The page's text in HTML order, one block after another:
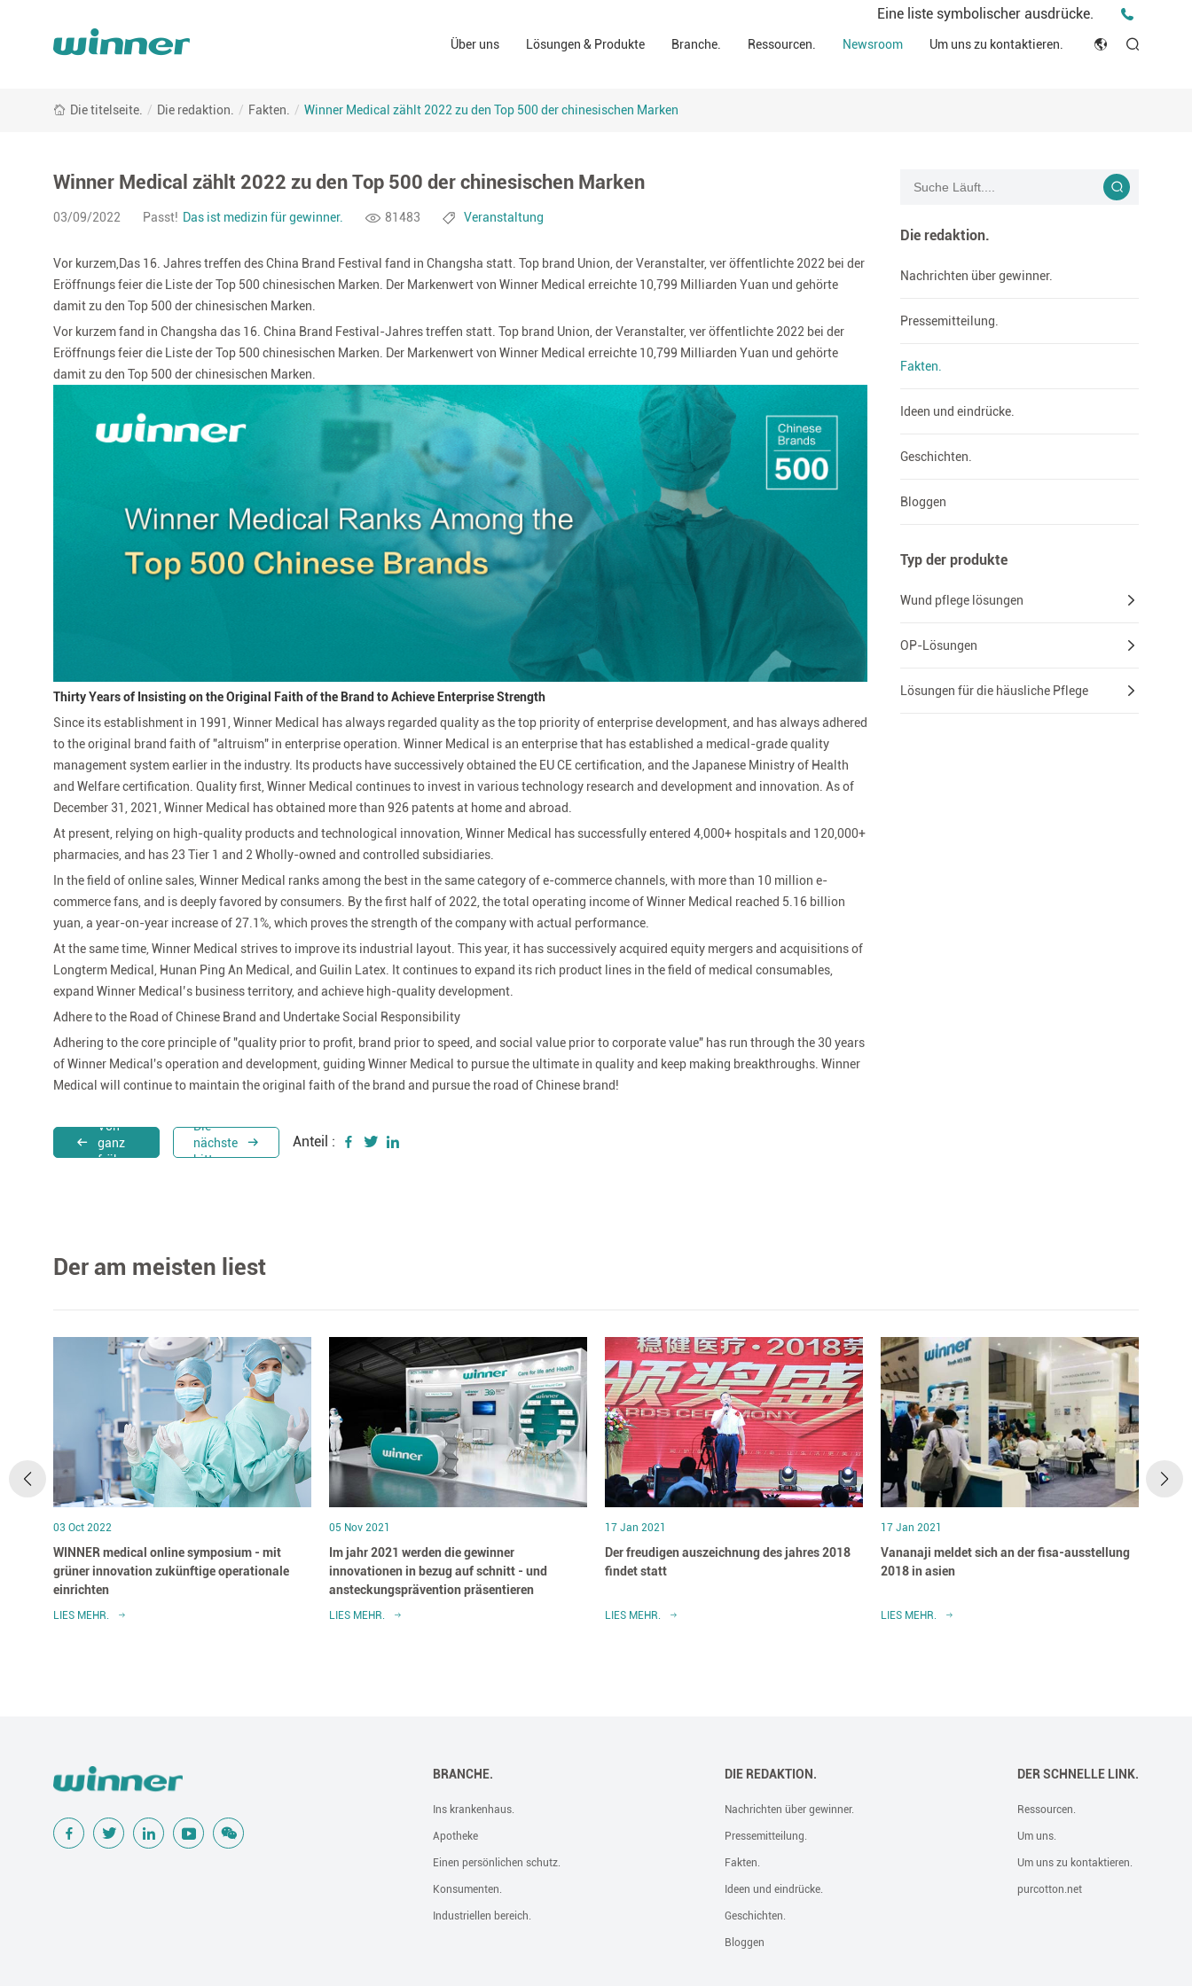
Eine liste symbolischer ausdrücke.
Über uns
Lösungen & Produkte Branche. Ressourcen. Newsroom
Fakten. Um uns zu kontaktieren.
Русский язык
بالعربية
Español
Deutsch
chinesischen
Die titelseite. / Die redaktion. / Fakten. / Winner Medical zählt 2022 zu den Top 500 der chinesischen Marken
Winner Medical zählt 2022 zu den Top 500 der chinesischen Marken
03/09/2022 Passt! Das ist medizin für gewinner. 81483 Veranstaltung
Vor kurzem Das 16. Jahres treffen des China Brand Festival fand in Changsha statt. Top brand Union, der Veranstalter, ver öffentlichte 2022 bei der
Eröffnungs feier die Liste der Top 500 chinesischen Marken. Der Markenwert von Winner Medical erreichte 10,799 Milliarden Yuan und gehörte
damit zu den Top 500 der chinesischen Marken.
Vor kurzem fand in Changsha das 16. China Brand Festival-Jahres treffen statt. Top brand Union, der Veranstalter, ver öffentlichte 2022 bei der
Eröffnungs feier die Liste der Top 500 chinesischen Marken. Der Markenwert von Winner Medical erreichte 10,799 Milliarden Yuan und gehörte
damit zu den Top 500 der chinesischen Marken.
Thirty Years of Insisting on the Original Faith of the Brand to Achieve Enterprise Strength
Since its establishment in 1991, Winner Medical has always regarded quality as the top priority of enterprise development, and has always adhered
to the original brand faith of "altruism" in enterprise operation. Winner Medical is an enterprise that has established a medical-grade quality
management system earlier in the industry. Its products have successively obtained the EU CE certification, and the Japanese Ministry of Health
and Welfare certification. Quality first, Winner Medical continues to invest in various technology research and development and innovation. As of
December 31, 2021, Winner Medical has obtained more than 926 patents at home and abroad.
At present, relying on high-quality products and technological innovation, Winner Medical has successfully entered 4,000+ hospitals and 120,000+
pharmacies, and has 23 Tier 1 and 2 Wholly-owned and controlled subsidiaries.
In the field of online sales, Winner Medical ranks among the best in the same category of e-commerce channels, with more than 10 million e-
commerce fans, and is deeply favored by consumers. By the first half of 2022, the total operating income of Winner Medical reached 5.16 billion
yuan, a year-on-year increase of 27.1%, which proves the strength of the company with actual performance.
At the same time, Winner Medical strives to improve its industrial layout. This year, it has successively acquired equity mergers and acquisitions of
Longterm Medical, Hunan Ping An Medical, and Guilin Latex. It continues to expand its rich product lines in the field of medical consumables,
expand Winner Medical’s business territory, and achieve high-quality development.
Adhere to the Road of Chinese Brand and Undertake Social Responsibility
Adhering to the core principle of "quality prior to profit, brand prior to speed, and social value prior to corporate value" has run through the 30 years
of Winner Medical's operation and development, guiding Winner Medical to pursue the ultimate in quality and keep making breakthroughs. Winner
Medical will continue to maintain the original faith of the brand and pursue the road of Chinese brand!
Von
ganz
früher.
Die
nächste
bitte.
Anteil :
Die redaktion.
Nachrichten über gewinner.
Pressemitteilung.
Fakten.
Ideen und eindrücke.
Geschichten.
Bloggen
Typ der produkte
Wund pflege lösungen
OP-Lösungen
Lösungen für die häusliche Pflege
Der am meisten liest
03 Oct 2022
WINNER medical online symposium - mit
grüner innovation zukünftige operationale
einrichten
LIES MEHR.
05 Nov 2021
Im jahr 2021 werden die gewinner
innovationen in bezug auf schnitt - und
ansteckungsprävention präsentieren
LIES MEHR.
17 Jan 2021
Der freudigen auszeichnung des jahres 2018
findet statt
LIES MEHR.
17 Jan 2021
Vananaji meldet sich an der fisa-ausstellung
2018 in asien
LIES MEHR.
BRANCHE.
Ins krankenhaus.
Apotheke
Einen persönlichen schutz.
Konsumenten.
Industriellen bereich.
DIE REDAKTION.
Nachrichten über gewinner.
Pressemitteilung.
Fakten.
Ideen und eindrücke.
Geschichten.
Bloggen
DER SCHNELLE LINK.
Ressourcen.
Um uns.
Um uns zu kontaktieren.
purcotton.net